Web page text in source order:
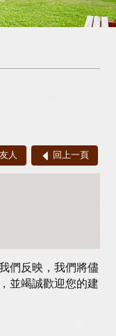
人 回上一頁
們反映，我們將儘
並竭誠歡迎您的建